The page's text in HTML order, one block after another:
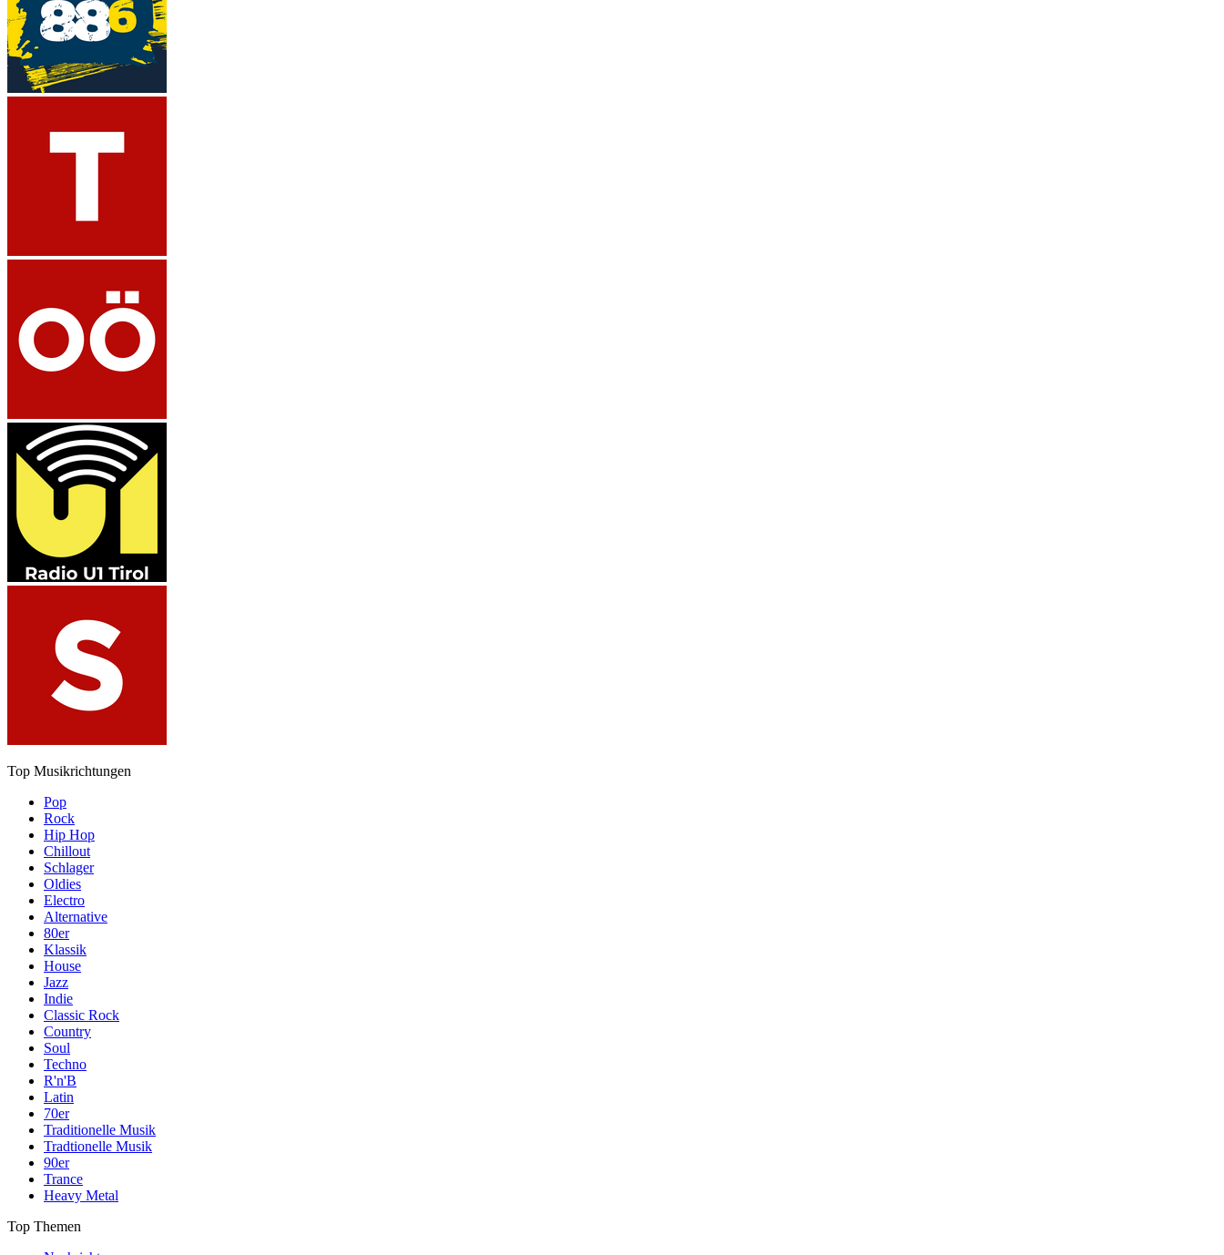
Top Musikrichtungen
Pop
Rock
Hip Hop
Chillout
Schlager
Oldies
Electro
Alternative
80er
Klassik
House
Jazz
Indie
Classic Rock
Country
Soul
Techno
R'n'B
Latin
70er
Traditionelle Musik
Tradtionelle Musik
90er
Trance
Heavy Metal
Top Themen